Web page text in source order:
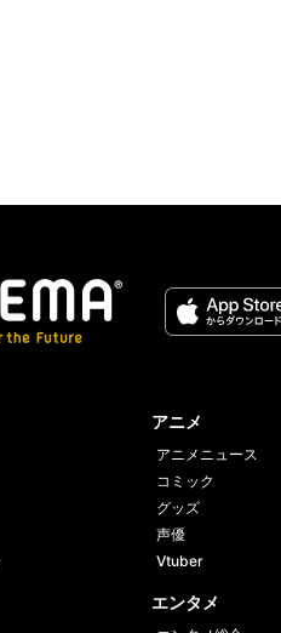
アニメ
アニメニュース
コミック
グッズ
声優
Vtuber
エンタメ